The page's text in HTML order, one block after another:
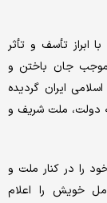
ابراز تأسف و تأثر
موجب جان باختن و
ایران گردیده
دولت، ملت شریف و
را در کنار ملت و
خویش را اعلام